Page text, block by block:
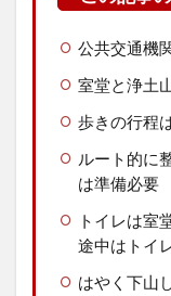
公共交通機
室堂と浄土
歩きの行程
ルート的に
は準備必要
トイレは室
途中はトイ
はやく下山